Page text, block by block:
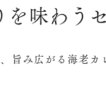
味わう
旨み広がる海老カ